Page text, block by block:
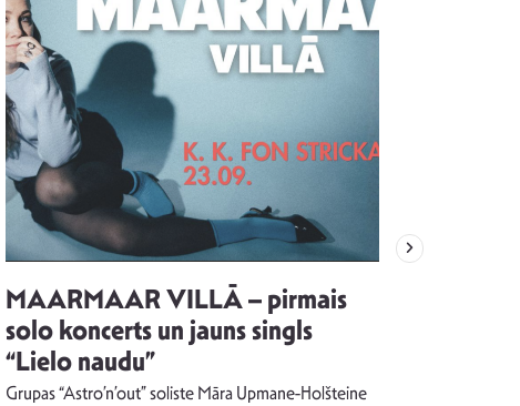
MAARMAAR VILLĀ – pirmais
solo koncerts un jauns singls
“Lielo naudu”
Grupas “Astro’n’out” soliste Māra Upmane-Holšteine